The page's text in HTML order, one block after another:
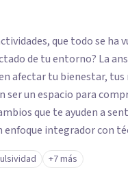
que todo se ha
de tu entorno? La
afectar tu bienestar, tus
ser un espacio para
que te ayuden a
y Terapia de Familia y
+7 más